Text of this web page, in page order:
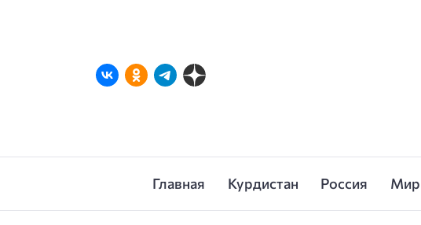
Главная Курдистан Россия Мир